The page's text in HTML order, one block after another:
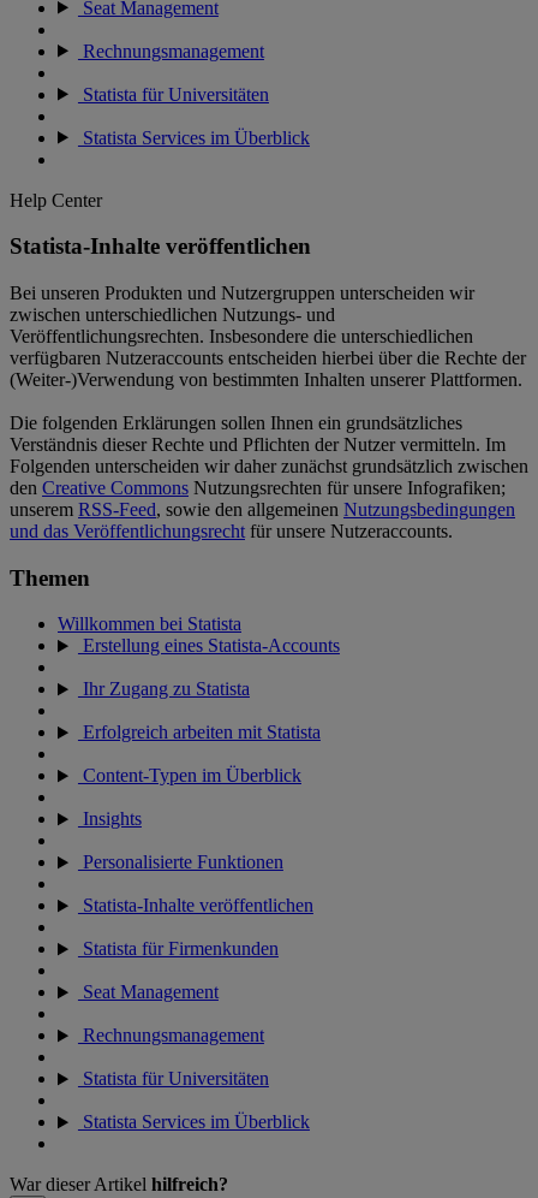
Seat Management
Rechnungsmanagement
Statista für Universitäten
Statista Services im Überblick
Help Center
Statista-Inhalte veröffentlichen
Bei unseren Produkten und Nutzergruppen unterscheiden wir
zwischen unterschiedlichen Nutzungs- und
Veröffentlichungsrechten. Insbesondere die unterschiedlichen
verfügbaren Nutzeraccounts entscheiden hierbei über die Rechte der
(Weiter-)Verwendung von bestimmten Inhalten unserer Plattformen.
Die folgenden Erklärungen sollen Ihnen ein grundsätzliches
Verständnis dieser Rechte und Pflichten der Nutzer vermitteln. Im
Folgenden unterscheiden wir daher zunächst grundsätzlich zwischen
den Creative Commons Nutzungsrechten für unsere Infografiken;
unserem RSS-Feed, sowie den allgemeinen Nutzungsbedingungen
und das Veröffentlichungsrecht für unsere Nutzeraccounts.
Themen
Willkommen bei Statista
Erstellung eines Statista-Accounts
Ihr Zugang zu Statista
Erfolgreich arbeiten mit Statista
Content-Typen im Überblick
Insights
Personalisierte Funktionen
Statista-Inhalte veröffentlichen
Statista für Firmenkunden
Seat Management
Rechnungsmanagement
Statista für Universitäten
Statista Services im Überblick
War dieser Artikel hilfreich?